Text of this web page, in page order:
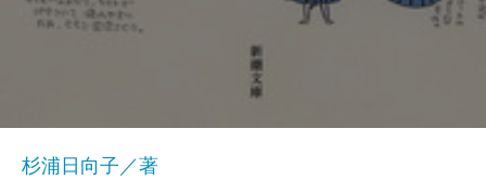
杉浦日向子／著